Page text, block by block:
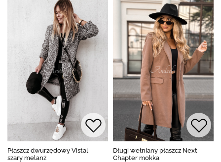
Płaszcz dwurzędowy Vistal
szary melanż
Długi wełniany płaszcz Next
Chapter mokka